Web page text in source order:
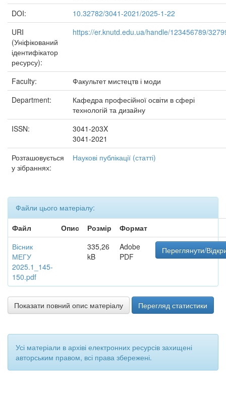
DOI:
10.32782/3041-2021/2025-1-22
URI
(Уніфікований
ідентифікатор
ресурсу):
https://er.knutd.edu.ua/handle/123456789/
Faculty:
Факультет мистецтв і моди
Department:
Кафедра професійної освіти в сфері
технологій та дизайну
ISSN:
3041-203X
3041-2021
Розташовується
у зібраннях:
Наукові публікації (статті)
Файли цього матеріалу:
Файл
Опис Розмір
Формат
Вісник
МЕГУ
2025.1_145-
150.pdf
335,26
kB
Adobe
PDF
Переглянути/
Показати повний опис матеріалу Перегляд статистики
Усі матеріали в архіві електронних ресурсів захищені
авторським правом, всі права збережені.